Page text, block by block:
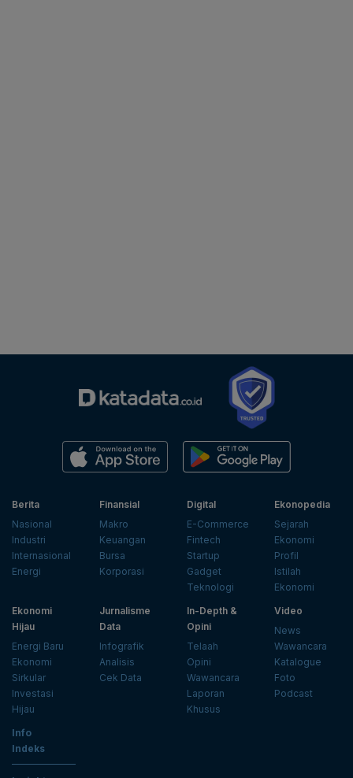
Berita
Nasional
Industri
Internasional
Energi
Finansial
Makro
Keuangan
Bursa
Korporasi
Digital
E-Commerce
Fintech
Startup
Gadget
Teknologi
Ekonopedia
Sejarah
Ekonomi
Profil
Istilah
Ekonomi
Ekonomi
Hijau
Energi Baru
Ekonomi
Sirkular
Investasi
Hijau
Jurnalisme
Data
Infografik
Analisis
Cek Data
In-Depth &
Opini
Telaah
Opini
Wawancara
Laporan
Khusus
Video
News
Wawancara
Katalogue
Foto
Podcast
Info
Indeks